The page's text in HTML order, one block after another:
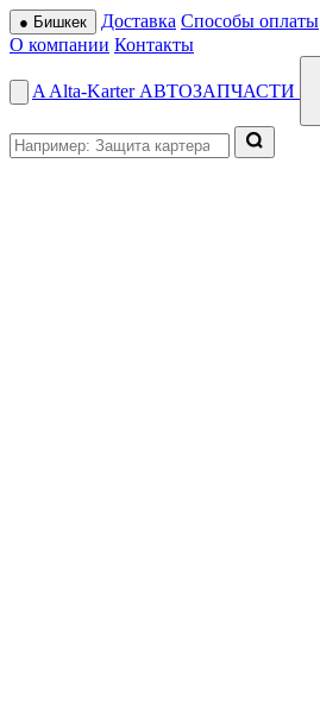
● Бишкек Доставка Способы оплаты
О компании Контакты
A Alta-Karter АВТОЗАПЧАСТИ